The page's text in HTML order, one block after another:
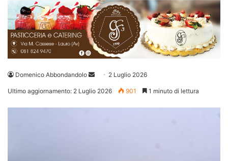
Domenico Abbondandolo
Invia 2 Luglio 2026
Ultimo aggiornamento: 2 Luglio 2026 901 1 minuto di lettura